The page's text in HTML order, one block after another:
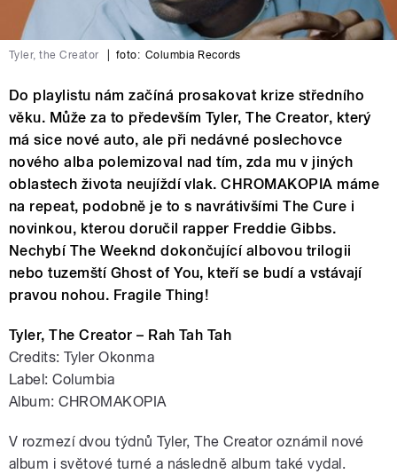
Tyler, the Creator foto: Columbia Records
Do playlistu nám začíná prosakovat krize středního
věku. Může za to především Tyler, The Creator, který
má sice nové auto, ale při nedávné poslechovce
nového alba polemizoval nad tím, zda mu v jiných
oblastech života neujíždí vlak. CHROMAKOPIA máme
na repeat, podobně je to s navrátivšími The Cure i
novinkou, kterou doručil rapper Freddie Gibbs.
Nechybí The Weeknd dokončující albovou trilogii
nebo tuzemští Ghost of You, kteří se budí a vstávají
pravou nohou. Fragile Thing!
Tyler, The Creator – Rah Tah Tah
Credits: Tyler Okonma
Label: Columbia
Album: CHROMAKOPIA
V rozmezí dvou týdnů Tyler, The Creator oznámil nové
album i světové turné a následně album také vydal.